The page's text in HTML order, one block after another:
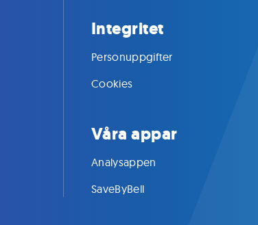
Integritet
Personuppgifter
Cookies
Våra appar
Analysappen
SaveByBell